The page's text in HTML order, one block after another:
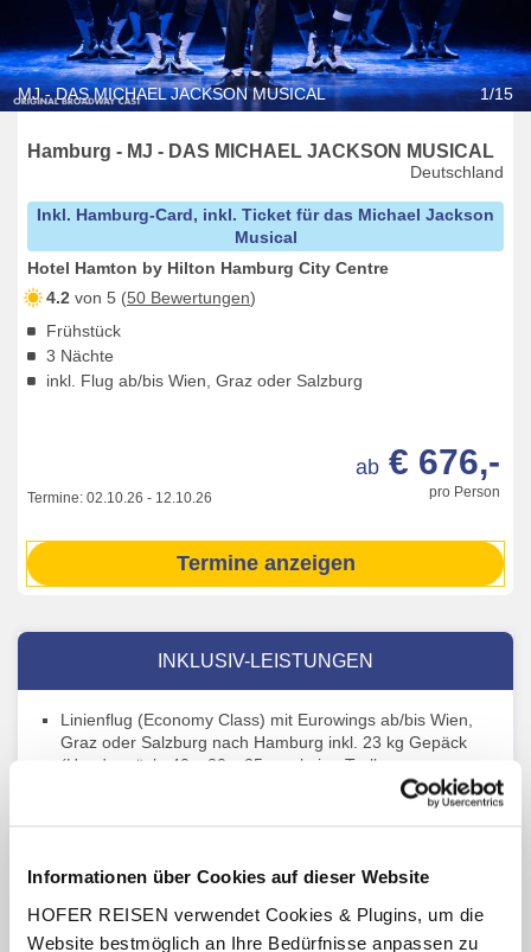
Informationen über Cookies auf dieser Website
HOFER REISEN verwendet Cookies & Plugins, um die
Website bestmöglich an Ihre Bedürfnisse anpassen zu
MJ - DAS MICHAEL JACKSON MUSICAL 1/15
Hamburg - MJ - DAS MICHAEL JACKSON MUSICAL
Deutschland
Inkl. Hamburg-Card, inkl. Ticket für das Michael Jackson
Musical
Hotel Hamton by Hilton Hamburg City Centre
4.2 von 5 (50 Bewertungen)
Frühstück
3 Nächte
inkl. Flug ab/bis Wien, Graz oder Salzburg
Termine: 02.10.26 - 12.10.26 pro Person
ab € 676,-
Termine anzeigen
INKLUSIV-LEISTUNGEN
Linienflug (Economy Class) mit Eurowings ab/bis Wien,
Graz oder Salzburg nach Hamburg inkl. 23 kg Gepäck
(Handgepäck: 40 x 30 x 25 cm, keine Trolleys, nur
Rucksack, Handtasche, Laptoptasche möglich)
City Centre
Verpflegung: Frühstücksbuffet
Benutzung des hoteleigenen Fitnessraumes